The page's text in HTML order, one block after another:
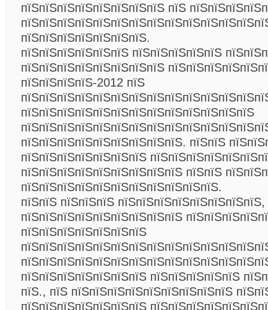
пїЅпїЅпїЅпїЅпїЅпїЅпїЅпїЅ пїЅ
пїЅпїЅпїЅпїЅпїЅпїЅпїЅ.
пїЅпїЅпїЅпїЅпїЅпїЅ пїЅпїЅпїЅпїЅпїЅ
пїЅпїЅпїЅпїЅпїЅпїЅпїЅпїЅ
пїЅпїЅпїЅпїЅ-2012 пїЅ
пїЅпїЅпїЅпїЅпїЅпїЅпїЅпїЅпїЅпїЅпїЅпїЅпїЅ
пїЅпїЅпїЅпїЅпїЅпїЅпїЅпїЅпїЅ. пїЅпїЅ
пїЅпїЅпїЅпїЅпїЅпїЅпїЅ
пїЅпїЅпїЅпїЅпїЅпїЅпїЅпїЅпїЅ пїЅпїЅ
пїЅпїЅпїЅпїЅпїЅпїЅпїЅпїЅпїЅпїЅпїЅ.
пїЅпїЅ пїЅпїЅпїЅ пїЅпїЅпїЅпїЅпїЅпїЅпїЅпїЅ,
пїЅпїЅпїЅпїЅпїЅпїЅпїЅпїЅпїЅ
пїЅпїЅпїЅпїЅпїЅпїЅпїЅ
пїЅпїЅпїЅпїЅпїЅпїЅпїЅ пїЅпїЅпїЅпїЅпїЅ
пїЅ., пїЅ пїЅпїЅпїЅпїЅпїЅпїЅпїЅпїЅпїЅ
пїЅпїЅпїЅпїЅпїЅпїЅпїЅ